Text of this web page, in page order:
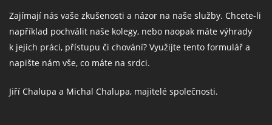
Zajímají nás vaše zkušenosti a názor na naše služby. Chcete-li
například pochválit naše kolegy, nebo naopak máte výhrady
k jejich práci, přístupu či chování? Využijte tento formulář a
napište nám vše, co máte na srdci.
Jiří Chalupa a Michal Chalupa, majitelé společnosti.